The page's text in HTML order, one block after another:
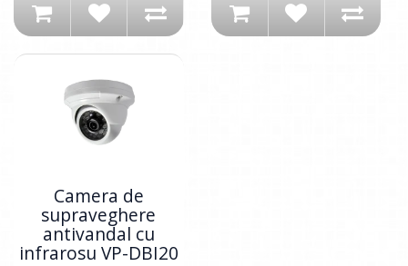
Camera de
supraveghere
antivandal cu
infrarosu VP-DBI20